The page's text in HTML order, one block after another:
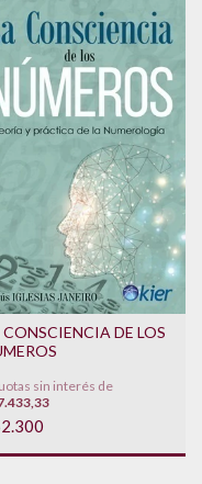
CONSCIENCIA DE LOS
sin interés de